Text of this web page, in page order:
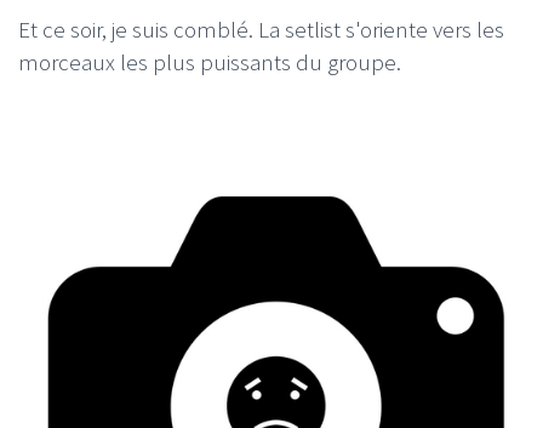
Et ce soir, je suis comblé. La setlist s'oriente vers les
morceaux les plus puissants du groupe.